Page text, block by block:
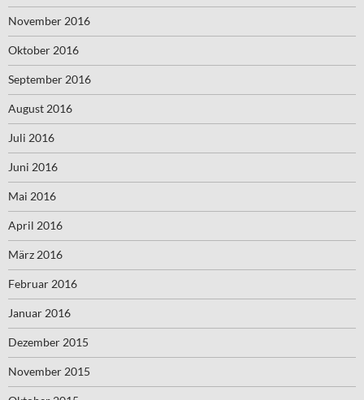
November 2016
Oktober 2016
September 2016
August 2016
Juli 2016
Juni 2016
Mai 2016
April 2016
März 2016
Februar 2016
Januar 2016
Dezember 2015
November 2015